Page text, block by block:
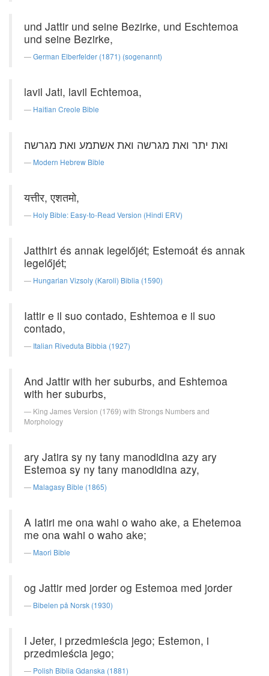
und Jattir und seine Bezirke, und Eschtemoa
und seine Bezirke,
German Elberfelder (1871) (sogenannt)
lavil Jati, lavil Echtemoa,
Haitian Creole Bible
ואת יתר ואת מגרשה ואת אשתמע ואת מגרשה׃
Modern Hebrew Bible
यत्तीर, एशतमो,
Holy Bible: Easy-to-Read Version (Hindi ERV)
Jatthirt és annak legelőjét; Estemoát és annak
legelőjét;
Hungarian Vizsoly (Karoli) Biblia (1590)
Iattir e il suo contado, Eshtemoa e il suo
contado,
Italian Riveduta Bibbia (1927)
And Jattir with her suburbs, and Eshtemoa
with her suburbs,
King James Version (1769) with Strongs Numbers and
Morphology
ary Jatira sy ny tany manodidina azy ary
Estemoa sy ny tany manodidina azy,
Malagasy Bible (1865)
A Iatiri me ona wahi o waho ake, a Ehetemoa
me ona wahi o waho ake;
Maori Bible
og Jattir med jorder og Estemoa med jorder
Bibelen på Norsk (1930)
I Jeter, i przedmieścia jego; Estemon, i
przedmieścia jego;
Polish Biblia Gdanska (1881)